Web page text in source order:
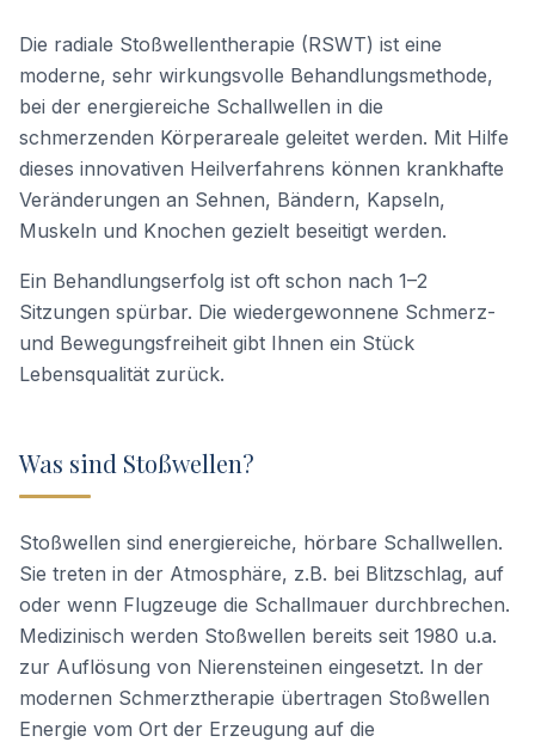
Die radiale Stoßwellentherapie (RSWT) ist eine
moderne, sehr wirkungsvolle Behandlungsmethode,
bei der energiereiche Schallwellen in die
schmerzenden Körperareale geleitet werden. Mit Hilfe
dieses innovativen Heilverfahrens können krankhafte
Veränderungen an Sehnen, Bändern, Kapseln,
Muskeln und Knochen gezielt beseitigt werden.
Ein Behandlungserfolg ist oft schon nach 1–2
Sitzungen spürbar. Die wiedergewonnene Schmerz-
und Bewegungsfreiheit gibt Ihnen ein Stück
Lebensqualität zurück.
Was sind Stoßwellen?
Stoßwellen sind energiereiche, hörbare Schallwellen.
Sie treten in der Atmosphäre, z.B. bei Blitzschlag, auf
oder wenn Flugzeuge die Schallmauer durchbrechen.
Medizinisch werden Stoßwellen bereits seit 1980 u.a.
zur Auflösung von Nierensteinen eingesetzt. In der
modernen Schmerztherapie übertragen Stoßwellen
Energie vom Ort der Erzeugung auf die